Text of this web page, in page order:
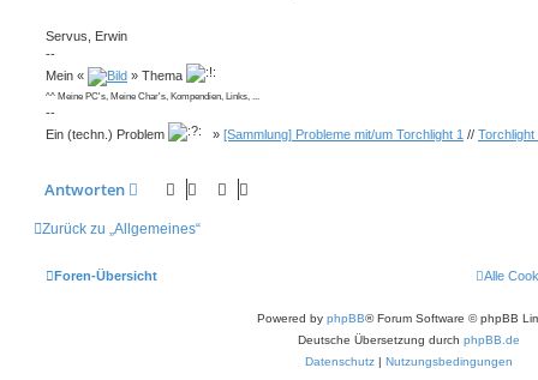
Servus, Erwin
--
Mein «
» Thema
^^ Meine PC's, Meine Char's, Kompendien, Links, ...
--
Ein (techn.) Problem
» [Sammlung] Probleme mit/um Torchlight 1 // Torchlight
Antworten
Zurück zu „Allgemeines“
Foren-Übersicht Alle
Powered by phpBB® Forum Software © phpBB
Deutsche Übersetzung durch phpBB.de
Datenschutz | Nutzungsbedingungen